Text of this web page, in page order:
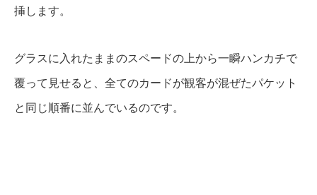
挿します。
グラスに入れたままのスペードの上から一瞬ハンカチで
覆って見せると、全てのカードが観客が混ぜたパケット
と同じ順番に並んでいるのです。